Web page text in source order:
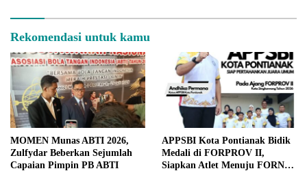
Rekomendasi untuk kamu
MOMEN Munas ABTI 2026,
Zulfydar Beberkan Sejumlah
Capaian Pimpin PB ABTI
APPSBI Kota Pontianak Bidik
Medali di FORPROV II,
Siapkan Atlet Menuju FORNAS